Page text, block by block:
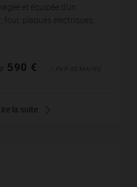
et équipée d’un
plaques électriques,
590 €
la suite